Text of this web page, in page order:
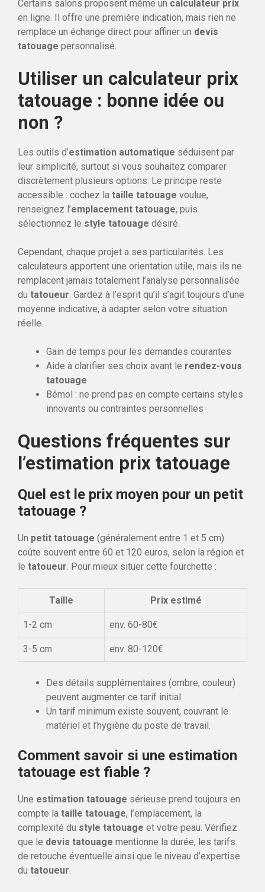
Certains salons proposent même un calculateur prix
en ligne. Il offre une première indication, mais rien ne
remplace un échange direct pour affiner un devis
tatouage personnalisé.
Utiliser un calculateur prix
tatouage : bonne idée ou
non ?
Les outils d’estimation automatique séduisent par
leur simplicité, surtout si vous souhaitez comparer
discrètement plusieurs options. Le principe reste
accessible : cochez la taille tatouage voulue,
renseignez l’emplacement tatouage, puis
sélectionnez le style tatouage désiré.
Cependant, chaque projet a ses particularités. Les
calculateurs apportent une orientation utile, mais ils ne
remplacent jamais totalement l’analyse personnalisée
du tatoueur. Gardez à l’esprit qu’il s’agit toujours d’une
moyenne indicative, à adapter selon votre situation
réelle.
Gain de temps pour les demandes courantes
Aide à clarifier ses choix avant le rendez-vous
tatouage
Bémol : ne prend pas en compte certains styles
innovants ou contraintes personnelles
Questions fréquentes sur
l’estimation prix tatouage
Quel est le prix moyen pour un petit
tatouage ?
Un petit tatouage (généralement entre 1 et 5 cm)
coûte souvent entre 60 et 120 euros, selon la région et
le tatoueur. Pour mieux situer cette fourchette :
Taille Prix estimé
1-2 cm env. 60-80€
3-5 cm env. 80-120€
Des détails supplémentaires (ombre, couleur)
peuvent augmenter ce tarif initial.
Un tarif minimum existe souvent, couvrant le
matériel et l’hygiène du poste de travail.
Comment savoir si une estimation
tatouage est fiable ?
Une estimation tatouage sérieuse prend toujours en
compte la taille tatouage, l’emplacement, la
complexité du style tatouage et votre peau. Vérifiez
que le devis tatouage mentionne la durée, les tarifs
de retouche éventuelle ainsi que le niveau d’expertise
du tatoueur.